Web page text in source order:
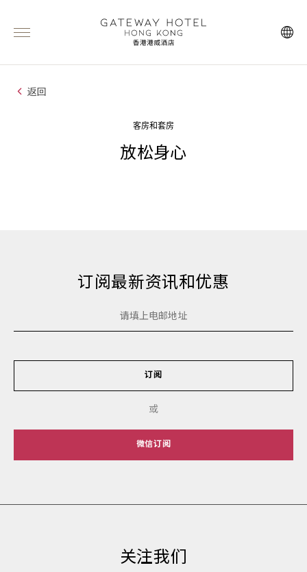
返回
客房和套房
放松身心
订阅最新资讯和优惠
订阅
或
微信订阅
关注我们